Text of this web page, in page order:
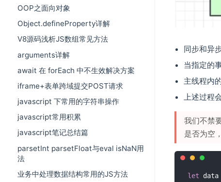
OOP之面向对象
Object.defineProperty详解
V8源码浅析JS数组常见方法
arguments详解
await 在 forEach 中不生效解决方案
iframe+表单跨域提交POST请求
javascript 下常用的字符串操作
javascript常用积累
javascript笔记总结篇
parsetInt parsetFloat与eval isNaN用
法
业务中处理数据结构常用的JS方法
同步和异
当指定的
主线程内
上述过程
我们不禁
是否为空
let data